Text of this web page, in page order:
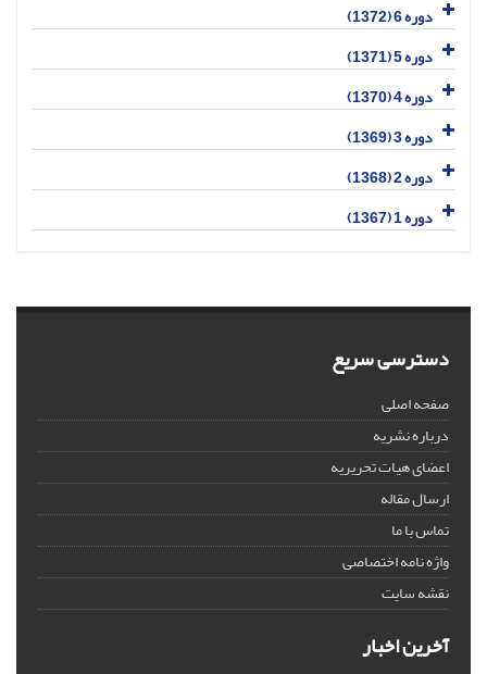
دوره 6 (1372)
دوره 5 (1371)
دوره 4 (1370)
دوره 3 (1369)
دوره 2 (1368)
دوره 1 (1367)
دسترسی سریع
صفحه اصلی
درباره نشریه
اعضای هیات تحریریه
ارسال مقاله
تماس با ما
واژه نامه اختصاصی
نقشه سایت
آخرین اخبار